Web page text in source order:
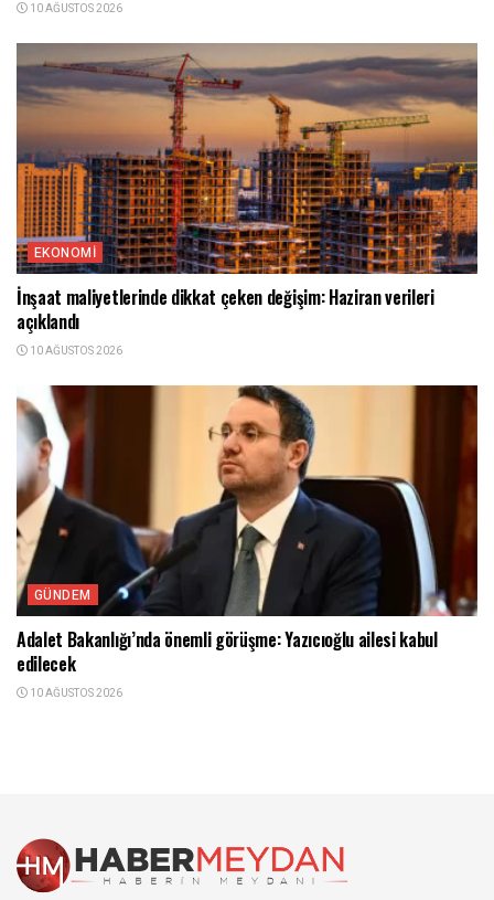
10 AĞUSTOS 2026
EKONOMI
İnşaat maliyetlerinde dikkat çeken değişim: Haziran verileri
açıklandı
10 AĞUSTOS 2026
GÜNDEM
Adalet Bakanlığı’nda önemli görüşme: Yazıcıoğlu ailesi kabul
edilecek
10 AĞUSTOS 2026